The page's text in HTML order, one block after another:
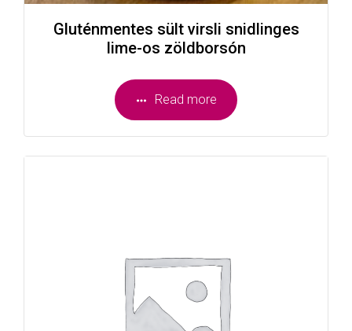
Gluténmentes sült virsli snidlinges
lime-os zöldborsón
Read more